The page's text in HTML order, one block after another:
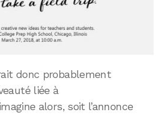
donc probablement
liée à
alors, soit l’annonce